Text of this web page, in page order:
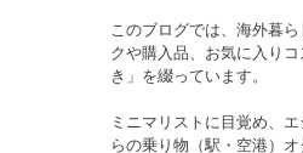
このブログでは、海外暮
クや購入品、お気に入り
き」を綴っています。
ミニマリストに目覚め、
らの乗り物（駅・空港）オ